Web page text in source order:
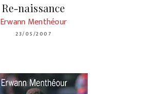
Re-naissance
Erwann Menthéour
23/05/2007